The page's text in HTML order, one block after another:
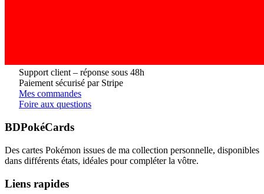
Support client – réponse sous 48h
Paiement sécurisé par Stripe
Mes commandes
Foire aux questions
BDPokéCards
Des cartes Pokémon issues de ma collection personnelle, disponibles
dans différents états, idéales pour compléter la vôtre.
Liens rapides